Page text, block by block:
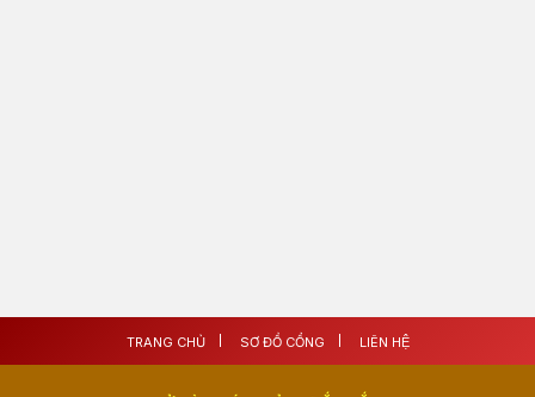
TRANG CHỦ SƠ ĐỒ CỔNG LIÊN HỆ